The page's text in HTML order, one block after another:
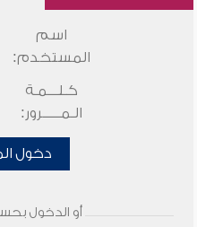
اسم
المستخدم:
كـلـــمـة
الـمـــــرور:
دخول
أو الدخول